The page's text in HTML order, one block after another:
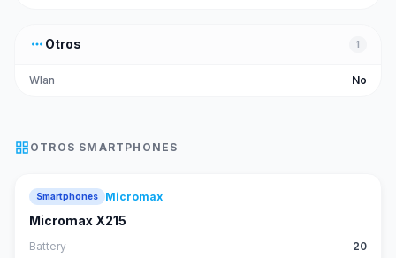
more_horiz Otros 1
Wlan No
grid_view OTROS SMARTPHONES
Smartphones Micromax
Micromax X215
Battery
20